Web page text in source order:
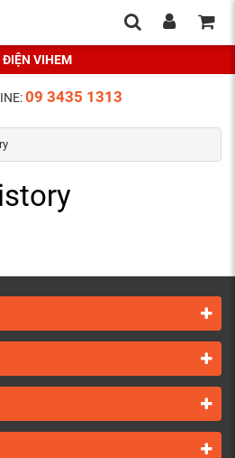
ĐIỆN VIHEM
09 3435 1313